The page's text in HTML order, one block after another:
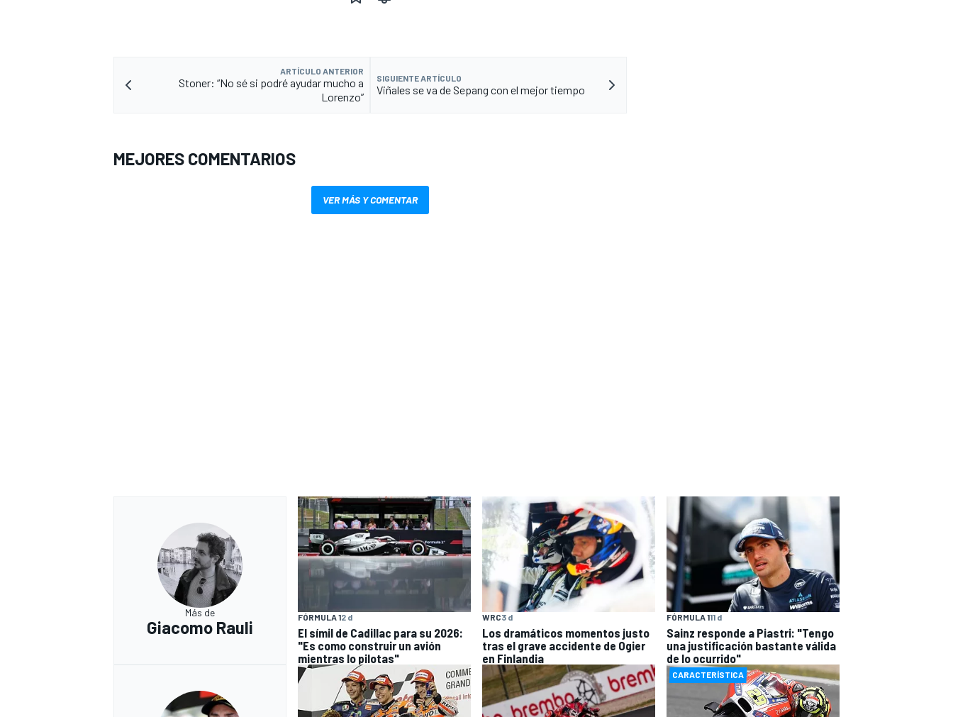
ARTÍCULO ANTERIOR
Stoner: “No sé si podré ayudar mucho a
Lorenzo”
SIGUIENTE ARTÍCULO
Viñales se va de Sepang con el mejor tiempo
MEJORES COMENTARIOS
VER MÁS Y COMENTAR
Más de
Giacomo Rauli
FÓRMULA 12 d
El símil de Cadillac para su 2026:
"Es como construir un avión
mientras lo pilotas"
WRC3 d
Los dramáticos momentos justo
tras el grave accidente de Ogier
en Finlandia
FÓRMULA 111 d
Sainz responde a Piastri: "Tengo
una justificación bastante válida
de lo ocurrido"
CARACTERÍSTICA